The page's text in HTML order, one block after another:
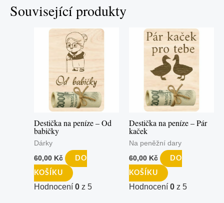
Související produkty
Destička na peníze – Od
babičky
Dárky
60,00 Kč DO
KOŠÍKU
Hodnocení 0 z 5
Destička na peníze – Pár
kaček
Na peněžní dary
60,00 Kč DO
KOŠÍKU
Hodnocení 0 z 5